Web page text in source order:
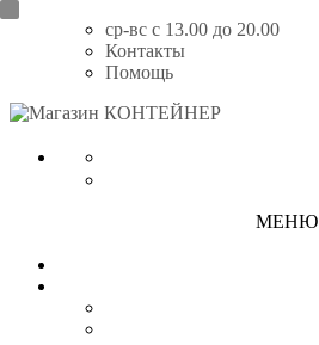
содержимому
ср-вс с 13.00 до 20.00
Контакты
Помощь
КОНТЕЙНЕР
МЕНЮ